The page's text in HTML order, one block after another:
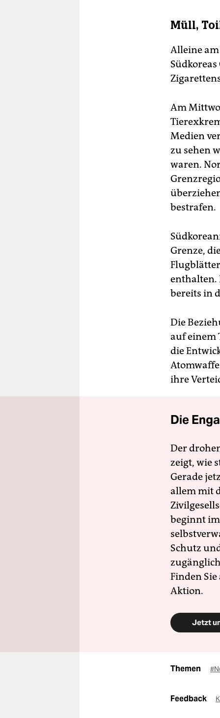
Müll,
Alleine
Am
Medien
zu sehen
waren.
bestrafen.
Grenze,
enthalten.
bereits in
Die
auf einem
die
ihre
Die
Der
zeigt, wie
Gerade
allem mit
beginnt
Schutz
Finden
Aktion.
Jetzt
Themen
Feedback